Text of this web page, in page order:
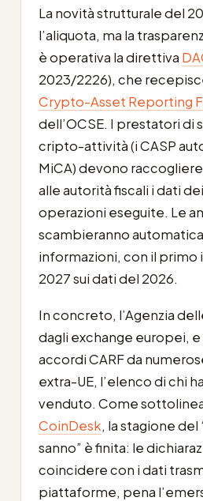
La novità strutturale del
l’aliquota, ma la
è operativa la direttiva
2023/2226), che
Crypto-Asset Reporting
dell’OCSE. I prestatori di
cripto-attività (i CASP
MiCA) devono
alle autorità fiscali i dati
operazioni eseguite. Le
scambieranno
informazioni, con il primo
2027 sui dati del 2026.
In concreto, l’Agenzia
dagli exchange europei,
accordi CARF da
extra-UE, l’elenco di chi
venduto. Come
CoinDesk, la stagione del
sanno” è finita: le
coincidere con i dati
piattaforme, pena